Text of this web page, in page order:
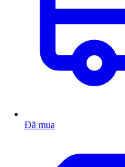
Đã mua